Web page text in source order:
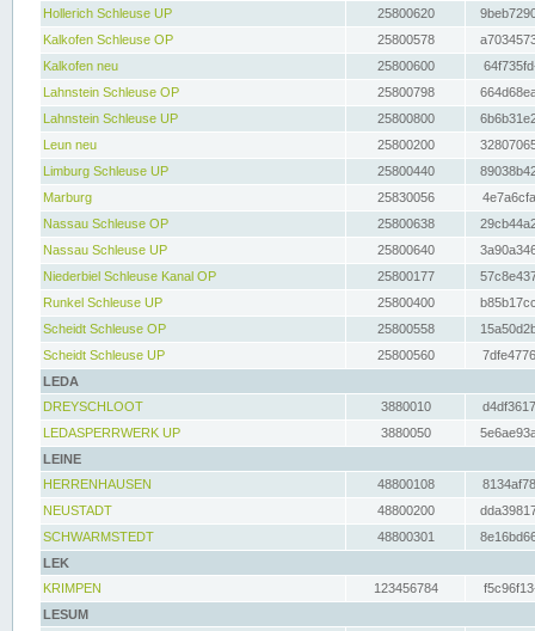
Hollerich Schleuse UP
25800620
Kalkofen Schleuse OP
25800578
Kalkofen neu
25800600
Lahnstein Schleuse OP
25800798
Lahnstein Schleuse UP
25800800
Leun neu
25800200
Limburg Schleuse UP
25800440
Marburg
25830056
Nassau Schleuse OP
25800638
Nassau Schleuse UP
25800640
Niederbiel Schleuse Kanal OP
25800177
Runkel Schleuse UP
25800400
Scheidt Schleuse OP
25800558
Scheidt Schleuse UP
25800560
LEDA
DREYSCHLOOT
3880010
LEDASPERRWERK UP
3880050
LEINE
HERRENHAUSEN
48800108
NEUSTADT
48800200
SCHWARMSTEDT
48800301
LEK
KRIMPEN
123456784
LESUM